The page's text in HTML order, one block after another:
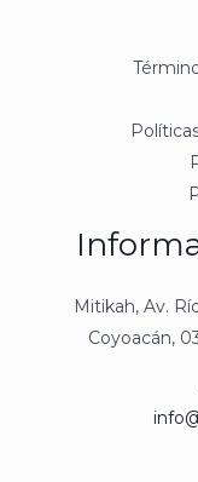
Mitikah, Av.
Coyoacán,